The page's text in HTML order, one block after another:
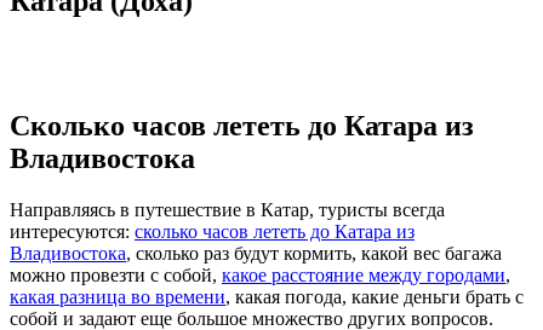
Сколько часов лететь до Катара из
Владивостока
Направляясь в путешествие в Катар, туристы всегда
интересуются: сколько часов лететь до Катара из
Владивостока, сколько раз будут кормить, какой вес багажа
можно провезти с собой, какое расстояние между городами,
какая разница во времени, какая погода, какие деньги брать с
собой и задают еще большое множество других вопросов.